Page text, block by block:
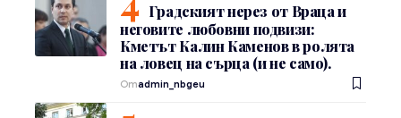
Градският нерез от Враца и
неговите любовни подвизи:
Кметът Калин Каменов в ролята
на ловец на сърца (и не само).
Отadmin_nbgeu